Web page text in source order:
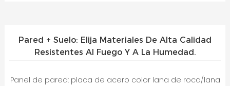
Pared + Suelo: Elija Materiales De Alta Calidad
Resistentes Al Fuego Y A La Humedad.
Panel de pared: placa de acero color lana de roca/lana